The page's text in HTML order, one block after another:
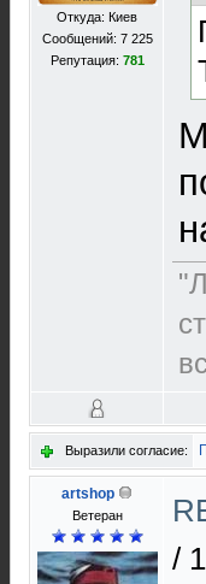
Откуда: Киев
Сообщений: 7 225
Репутация: 781
Выразили согласие:
artshop
Ветеран
/